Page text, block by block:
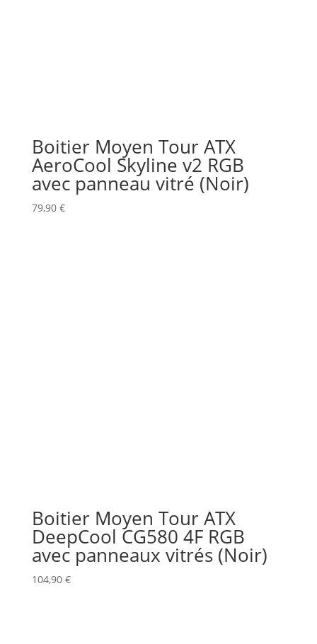
Boitier Moyen Tour ATX
AeroCool Skyline v2 RGB
avec panneau vitré (Noir)
79,90 €
Boitier Moyen Tour ATX
DeepCool CG580 4F RGB
avec panneaux vitrés (Noir)
104,90 €